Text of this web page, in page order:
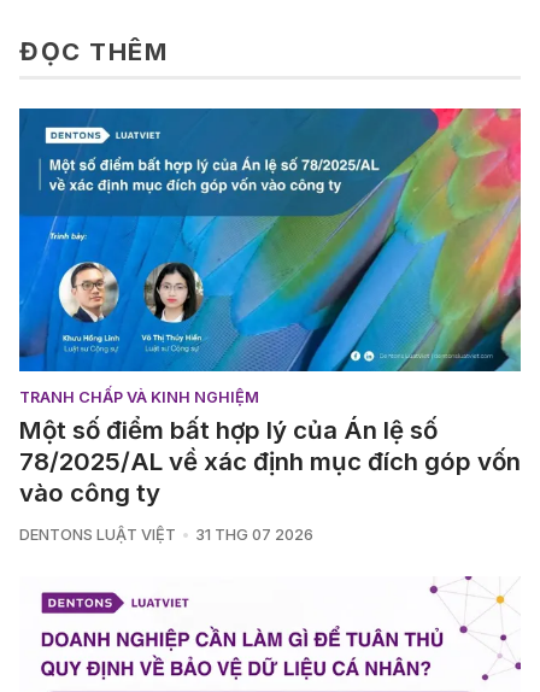
ĐỌC THÊM
TRANH CHẤP VÀ KINH NGHIỆM
Một số điểm bất hợp lý của Án lệ số
78/2025/AL về xác định mục đích góp vốn
vào công ty
DENTONS LUẬT VIỆT 31 THG 07 2026